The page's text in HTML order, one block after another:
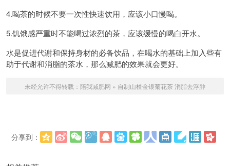
4.喝茶的时候不要一次性快速饮用，应该小口慢喝。
5.饥饿感严重时不能喝过浓烈的茶，应该缓慢的喝白开水。
水是促进代谢和保持身材的必备饮品，在喝水的基础上加入些有
助于代谢和消脂的茶水，那么减肥的效果就会更好。
未经允许不得转载： 陪我减肥网 » 自制山楂金银菊花茶 消脂去浮肿
分享到：